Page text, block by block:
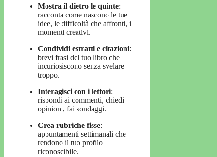
Mostra il dietro le quinte:
racconta come nascono le tue
idee, le difficoltà che affronti, i
momenti creativi.
Condividi estratti e citazioni:
brevi frasi del tuo libro che
incuriosiscono senza svelare
troppo.
Interagisci con i lettori:
rispondi ai commenti, chiedi
opinioni, fai sondaggi.
Crea rubriche fisse:
appuntamenti settimanali che
rendono il tuo profilo
riconoscibile.